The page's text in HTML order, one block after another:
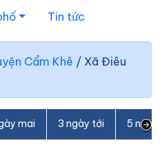
Tin tức
Cẩm Khê / Xã Điêu
mai 3 ngày tới 5